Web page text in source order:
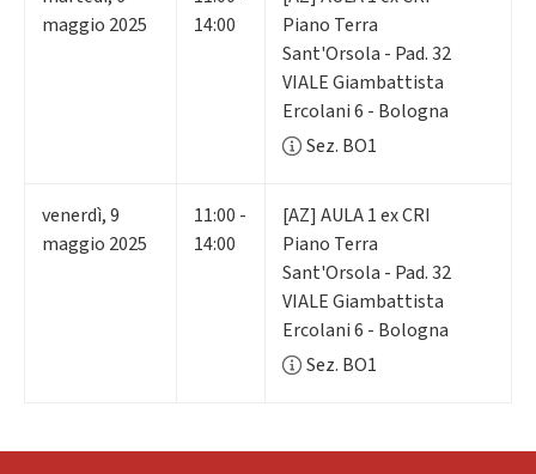
maggio 2025
14:00
Piano Terra
Sant'Orsola - Pad. 32
VIALE Giambattista
Ercolani 6 - Bologna
Sez. BO1
venerdì,9
maggio 2025
11:00 -
14:00
[AZ] AULA 1 ex CRI
Piano Terra
Sant'Orsola - Pad. 32
VIALE Giambattista
Ercolani 6 - Bologna
Sez. BO1